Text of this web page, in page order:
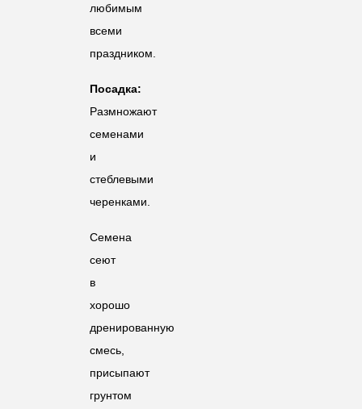
любимым
всеми
праздником.
Посадка:
Размножают
семенами
и
стеблевыми
черенками.
Семена
сеют
в
хорошо
дренированную
смесь,
присыпают
грунтом